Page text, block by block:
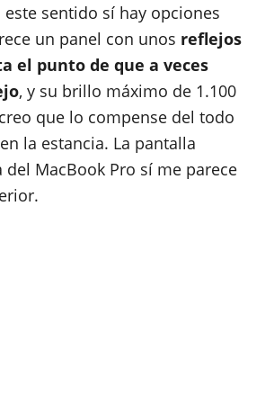
sentido sí hay opciones
un panel con unos reflejos
el punto de que a veces
, y su brillo máximo de 1.100
que lo compense del todo
la estancia. La pantalla
del MacBook Pro sí me parece